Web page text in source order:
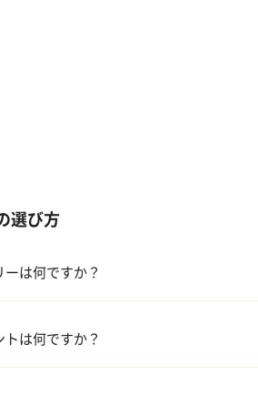
選び方
は何ですか？
は何ですか？